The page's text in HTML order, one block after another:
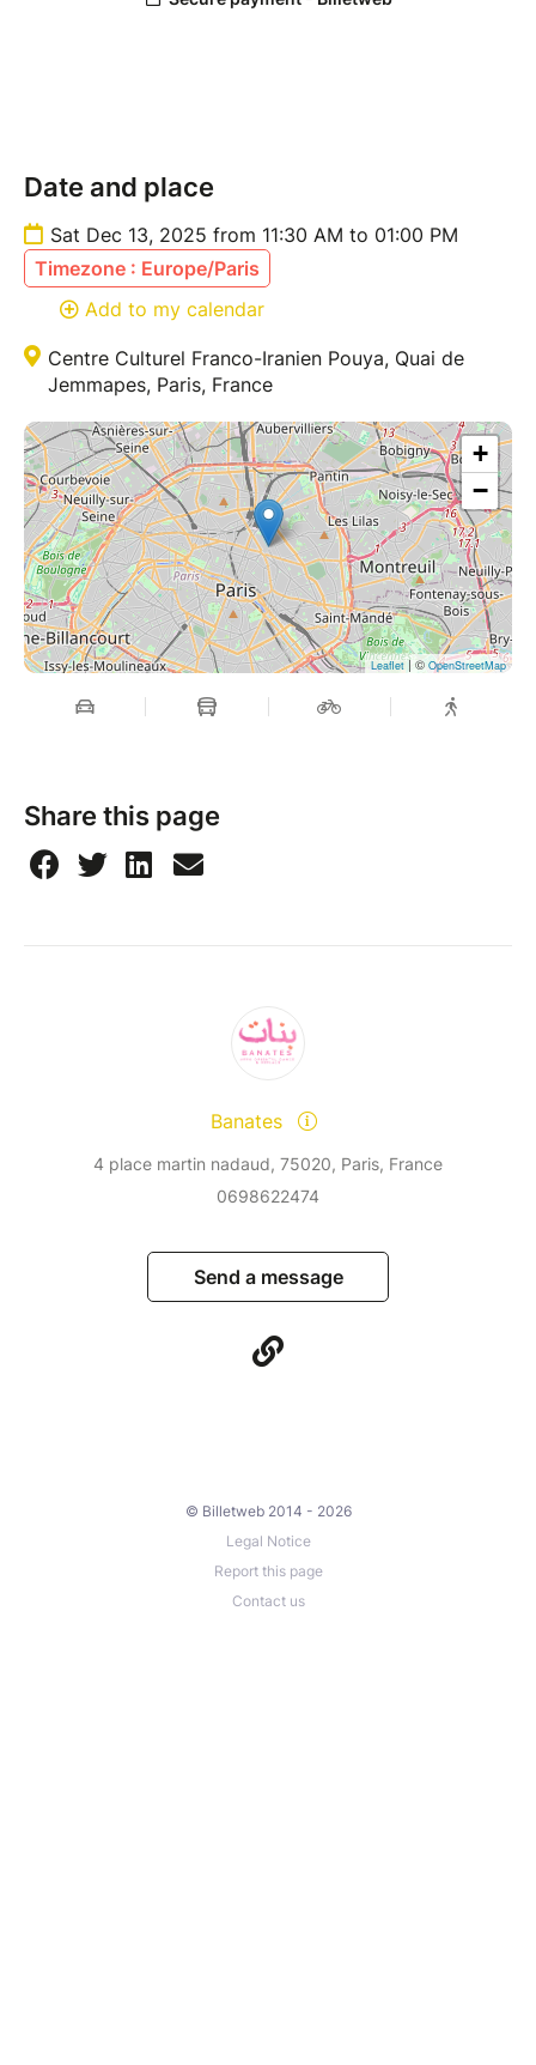
Date and place
Sat Dec 13, 2025 from 11:30 AM to 01:00 PM
Timezone : Europe/Paris
Add to my calendar
Centre Culturel Franco-Iranien Pouya, Quai de
Jemmapes, Paris, France
+
−
Leaflet| ©OpenStreetMap
Share this page
Banates
4 place martin nadaud, 75020, Paris, France
0698622474
Send a message
© Billetweb 2014 - 2026
Legal Notice
Report this page
Contact us